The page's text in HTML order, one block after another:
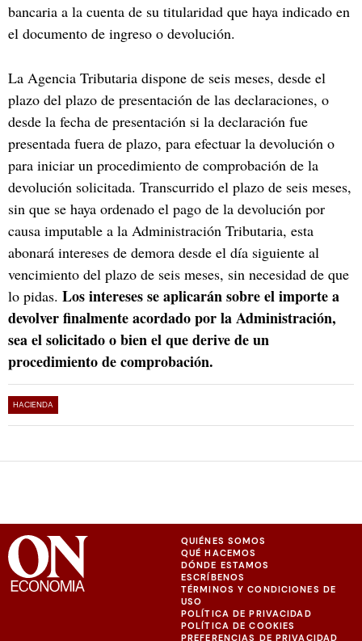
bancaria a la cuenta de su titularidad que haya indicado en
el documento de ingreso o devolución.
La Agencia Tributaria dispone de seis meses, desde el
plazo del plazo de presentación de las declaraciones, o
desde la fecha de presentación si la declaración fue
presentada fuera de plazo, para efectuar la devolución o
para iniciar un procedimiento de comprobación de la
devolución solicitada. Transcurrido el plazo de seis meses,
sin que se haya ordenado el pago de la devolución por
causa imputable a la Administración Tributaria, esta
abonará intereses de demora desde el día siguiente al
vencimiento del plazo de seis meses, sin necesidad de que
lo pidas. Los intereses se aplicarán sobre el importe a
devolver finalmente acordado por la Administración,
sea el solicitado o bien el que derive de un
procedimiento de comprobación.
HACIENDA
QUIÉNES SOMOS
QUÉ HACEMOS
DÓNDE ESTAMOS
ESCRÍBENOS
TÉRMINOS Y CONDICIONES DE
USO
POLÍTICA DE PRIVACIDAD
POLÍTICA DE COOKIES
PREFERENCIAS DE PRIVACIDAD